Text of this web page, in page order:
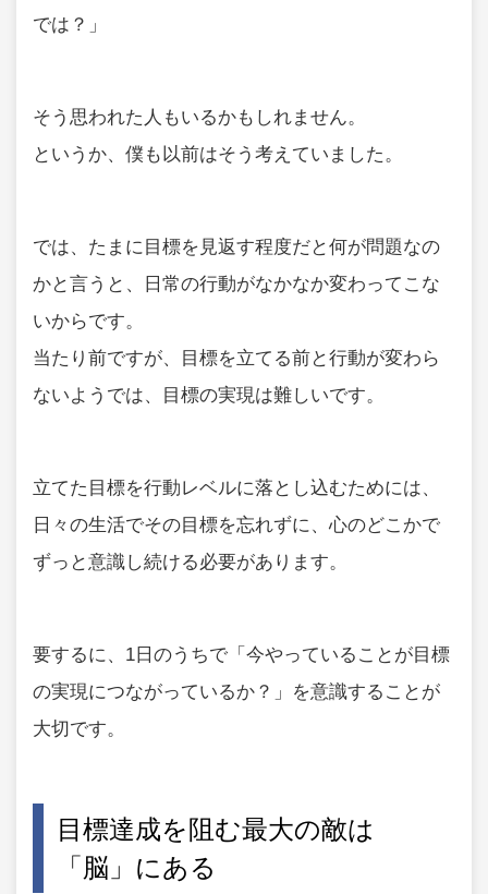
では？」
そう思われた人もいるかもしれません。
というか、僕も以前はそう考えていました。
では、たまに目標を見返す程度だと何が問題なの
かと言うと、日常の行動がなかなか変わってこな
いからです。
当たり前ですが、目標を立てる前と行動が変わら
ないようでは、目標の実現は難しいです。
立てた目標を行動レベルに落とし込むためには、
日々の生活でその目標を忘れずに、心のどこかで
ずっと意識し続ける必要があります。
要するに、1日のうちで「今やっていることが目標
の実現につながっているか？」を意識することが
大切です。
目標達成を阻む最大の敵は
「脳」にある